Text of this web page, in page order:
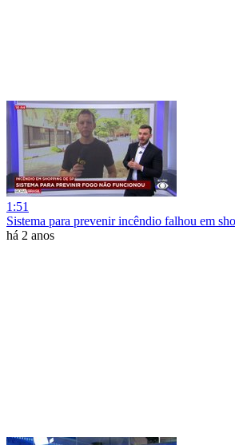
1:51
Sistema para prevenir incêndio falhou em
há 2 anos